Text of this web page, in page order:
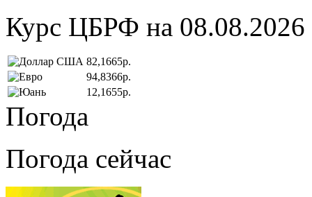
Курс ЦБРФ на 08.08.2026
82,1665р.
94,8366р.
12,1655р.
Погода
Погода сейчас